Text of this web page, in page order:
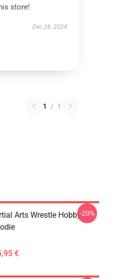
store!
Dec 28, 2024
1 / 1
Arts Wrestle Hobby
€
-20%